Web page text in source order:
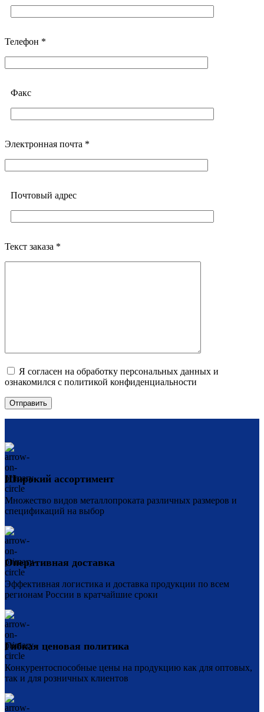
Телефон *
Факс
Электронная почта *
Почтовый адреc
Текст заказа *
Я согласен на обработку персональных данных и
ознакомился с политикой конфиденциальности
Широкий ассортимент
Множество видов металлопроката различных размеров и
спецификаций на выбор
Оперативная доставка
Эффективная логистика и доставка продукции по всем
регионам России в кратчайшие сроки
Гибкая ценовая политика
Конкурентоспособные цены на продукцию как для оптовых,
так и для розничных клиентов